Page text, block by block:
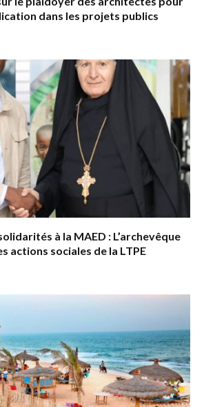
dans les projets publics
à la MAED : L’archevêque
actions sociales de la LTPE